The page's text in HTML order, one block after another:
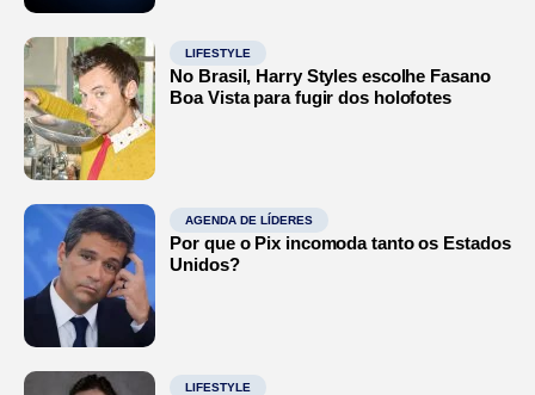
LIFESTYLE
No Brasil, Harry Styles escolhe Fasano
Boa Vista para fugir dos holofotes
AGENDA DE LÍDERES
Por que o Pix incomoda tanto os Estados
Unidos?
LIFESTYLE